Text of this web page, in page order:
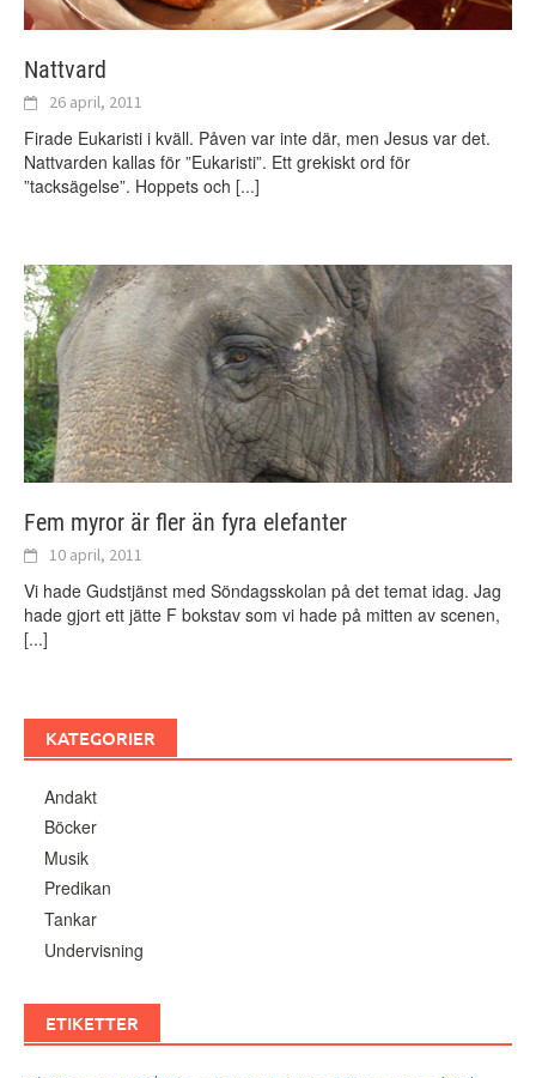
Nattvard
26 april, 2011
Firade Eukaristi i kväll. Påven var inte där, men Jesus var det.
Nattvarden kallas för ”Eukaristi”. Ett grekiskt ord för
”tacksägelse”. Hoppets och [...]
Fem myror är fler än fyra elefanter
10 april, 2011
Vi hade Gudstjänst med Söndagsskolan på det temat idag. Jag
hade gjort ett jätte F bokstav som vi hade på mitten av scenen,
[...]
KATEGORIER
Andakt
Böcker
Musik
Predikan
Tankar
Undervisning
ETIKETTER